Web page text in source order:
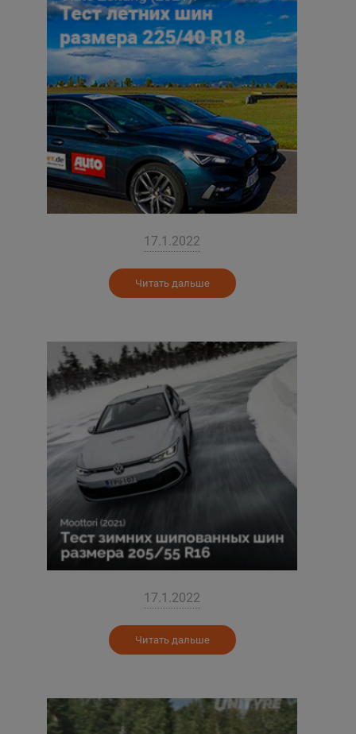
17.1.2022
Читать дальше
17.1.2022
Читать дальше